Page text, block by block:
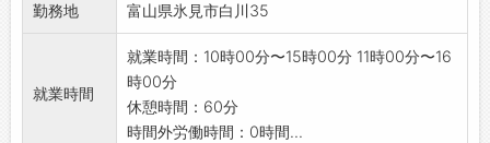
勤務地 富山県氷見市白川35
就業時間
就業時間：10時00分〜15時00分 11時00分〜16
時00分
休憩時間：60分
時間外労働時間：0時間...